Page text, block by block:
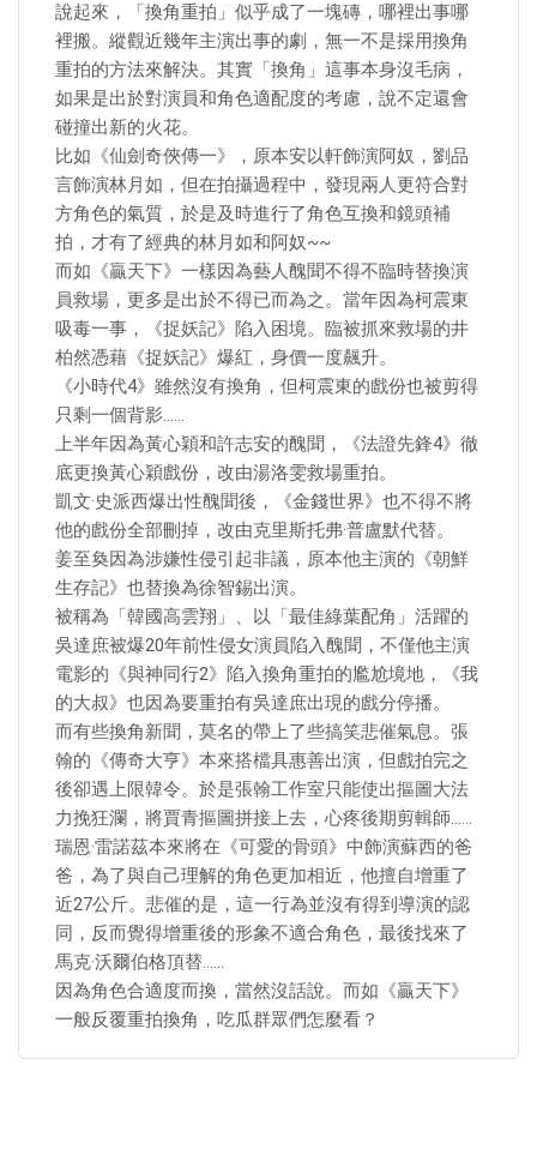
說起來，「換角重拍」似乎成了一塊磚，哪裡出事哪
裡搬。縱觀近幾年主演出事的劇，無一不是採用換角
重拍的方法來解決。其實「換角」這事本身沒毛病，
如果是出於對演員和角色適配度的考慮，說不定還會
碰撞出新的火花。
比如《仙劍奇俠傳一》，原本安以軒飾演阿奴，劉品
言飾演林月如，但在拍攝過程中，發現兩人更符合對
方角色的氣質，於是及時進行了角色互換和鏡頭補
拍，才有了經典的林月如和阿奴~~
而如《贏天下》一樣因為藝人醜聞不得不臨時替換演
員救場，更多是出於不得已而為之。當年因為柯震東
吸毒一事，《捉妖記》陷入困境。臨被抓來救場的井
柏然憑藉《捉妖記》爆紅，身價一度飆升。
《小時代4》雖然沒有換角，但柯震東的戲份也被剪得
只剩一個背影……
上半年因為黃心穎和許志安的醜聞，《法證先鋒4》徹
底更換黃心穎戲份，改由湯洛雯救場重拍。
凱文·史派西爆出性醜聞後，《金錢世界》也不得不將
他的戲份全部刪掉，改由克里斯托弗·普盧默代替。
姜至奐因為涉嫌性侵引起非議，原本他主演的《朝鮮
生存記》也替換為徐智錫出演。
被稱為「韓國高雲翔」、以「最佳綠葉配角」活躍的
吳達庶被爆20年前性侵女演員陷入醜聞，不僅他主演
電影的《與神同行2》陷入換角重拍的尷尬境地，《我
的大叔》也因為要重拍有吳達庶出現的戲分停播。
而有些換角新聞，莫名的帶上了些搞笑悲催氣息。張
翰的《傳奇大亨》本來搭檔具惠善出演，但戲拍完之
後卻遇上限韓令。於是張翰工作室只能使出摳圖大法
力挽狂瀾，將賈青摳圖拼接上去，心疼後期剪輯師……
瑞恩·雷諾茲本來將在《可愛的骨頭》中飾演蘇西的爸
爸，為了與自己理解的角色更加相近，他擅自增重了
近27公斤。悲催的是，這一行為並沒有得到導演的認
同，反而覺得增重後的形象不適合角色，最後找來了
馬克·沃爾伯格頂替……
因為角色合適度而換，當然沒話說。而如《贏天下》
一般反覆重拍換角，吃瓜群眾們怎麼看？